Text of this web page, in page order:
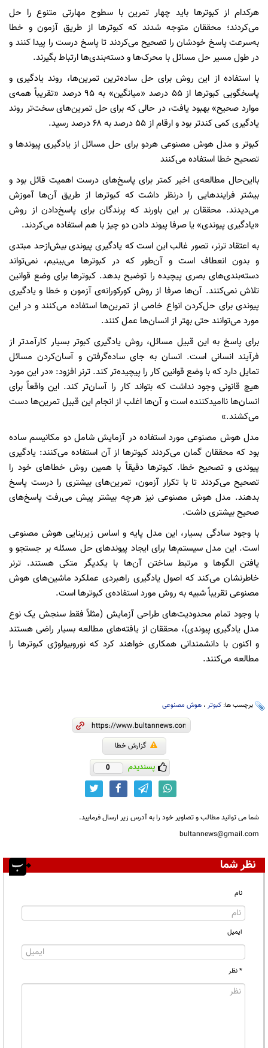
هرکدام از کبوترها باید چهار تمرین با سطوح مهارتی متنوع را حل
می‌کردند؛ محققان متوجه شدند که کبوترها از طریق آزمون و خطا
به‌سرعت پاسخ خودشان را تصحیح می‌کردند تا پاسخ درست را پیدا کنند و
در طول مسیر حل مسائل با محرک‌ها و دسته‌بندی‌ها ارتباط بگیرند.
با استفاده از این روش برای حل ساده‌ترین تمرین‌ها، روند یادگیری و
پاسخگویی کبوترها از ۵۵ درصد «میانگین» به ۹۵ درصد «تقریباً همه‌ی
موارد صحیح» بهبود یافت، در حالی که برای حل تمرین‌های سخت‌تر روند
یادگیری کمی کندتر بود و ارقام از ۵۵ درصد به ۶۸ درصد رسید.
کبوتر و مدل هوش مصنوعی هردو برای حل مسائل از یادگیری پیوندها و
تصحیح خطا استفاده می‌کنند
بااین‌حال مطالعه‌ی اخیر کمتر برای پاسخ‌های درست اهمیت قائل بود و
بیشتر فرایندهایی را درنظر داشت که کبوترها از طریق آن‌ها آموزش
می‌دیدند. محققان بر این باورند که پرندگان برای پاسخ‌دادن از روش
«یادگیری پیوندی» یا صرفا پیوند دادن دو چیز با هم استفاده می‌کردند.
به اعتقاد ترنر، تصور غالب این است که یادگیری پیوندی بیش‌ازحد مبتدی
و بدون انعطاف است و آن‌طور که در کبوترها می‌بینیم، نمی‌تواند
دسته‌بندی‌های بصری پیچیده را توضیح بدهد. کبوترها برای وضع قوانین
تلاش نمی‌کنند. آن‌ها صرفا از روش کورکورانه‌ی آزمون و خطا و یادگیری
پیوندی برای حل‌کردن انواع خاصی از تمرین‌ها استفاده می‌کنند و در این
مورد می‌توانند حتی بهتر از انسان‌ها عمل کنند.
برای پاسخ به این قبیل مسائل، روش یادگیری کبوتر بسیار کارآمدتر از
فرآیند انسانی است. انسان به جای ساده‌‌گرفتن و آسان‌کردن مسائل
تمایل دارد که با وضع قوانین کار را پیچیده‌تر کند. ترنر افزود: «در این مورد
هیچ قانونی وجود نداشت که بتواند کار را آسان‌تر کند. این واقعاً برای
انسان‌ها ناامیدکننده است و آن‌ها اغلب از انجام این قبیل تمرین‌ها دست
می‌کشند.»
مدل هوش مصنوعی مورد استفاده در آزمایش شامل دو مکانیسم ساده
بود که محققان گمان می‌کردند کبوترها از آن‌ استفاده می‌کنند: یادگیری
پیوندی و تصحیح خطا. کبوترها دقیقاً با همین روش خطاهای خود را
تصحیح می‌کردند تا با تکرار آزمون، تمرین‌های بیشتری را درست پاسخ
بدهند. مدل هوش مصنوعی نیز هرچه بیشتر پیش می‌رفت پاسخ‌های
صحیح بیشتری داشت.
با وجود سادگی بسیار، این مدل پایه و اساس زیربنایی هوش مصنوعی
است. این مدل سیستم‌ها برای ایجاد پیوندهای حل مسئله بر جستجو و
یافتن الگوها و مرتبط ساختن آن‌ها با یکدیگر متکی هستند. ترنر
خاطرنشان می‌کند که اصول یادگیری راهبردی عملکرد ماشین‌های هوش
مصنوعی تقریباً شبیه به روش مورد استفاده‌ی کبوترها است.
با وجود تمام محدودیت‌های طراحی آزمایش (مثلاً فقط سنجش یک نوع
مدل یادگیری پیوندی)، محققان از یافته‌های مطالعه بسیار راضی هستند
و اکنون با دانشمندانی همکاری خواهند کرد که نوروبیولوژی کبوترها را
مطالعه می‌کنند.
برچسب ها: کبوتر ، هوش مصنوعی
گزارش خطا
پسندیدم 0
شما می توانید مطالب و تصاویر خود را به آدرس زیر ارسال فرمایید.
bultannews@gmail.com
نظر شما
نام
ایمیل
* نظر